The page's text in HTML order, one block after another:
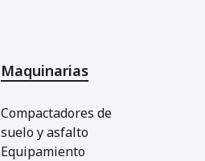
Maquinarias
Compactadores de
suelo y asfalto
Equipamiento